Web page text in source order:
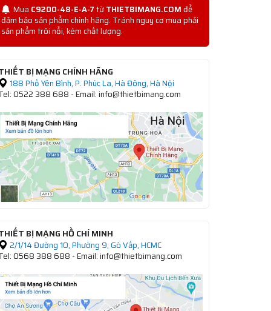
Mua C9200-48-E-A-7từTHIETBIMANG.COMđể
đảm bảo sản phẩm chính hãng. Tránh nguy cơ mua phải
sản phẩm trôi nổi, kém chất lượng.
BỊ MẠNG CHÍNH HÃNG
188 Phố Yên Bình, P. Phúc La, Hà Đông, Hà Nội
0522 388 688 - Email: info@thietbimang.com
BỊ MẠNG HỒ CHÍ MINH
2/1/14 Đường 10, Phường 9, Gò Vấp, HCMC
0568 388 688 - Email: info@thietbimang.com